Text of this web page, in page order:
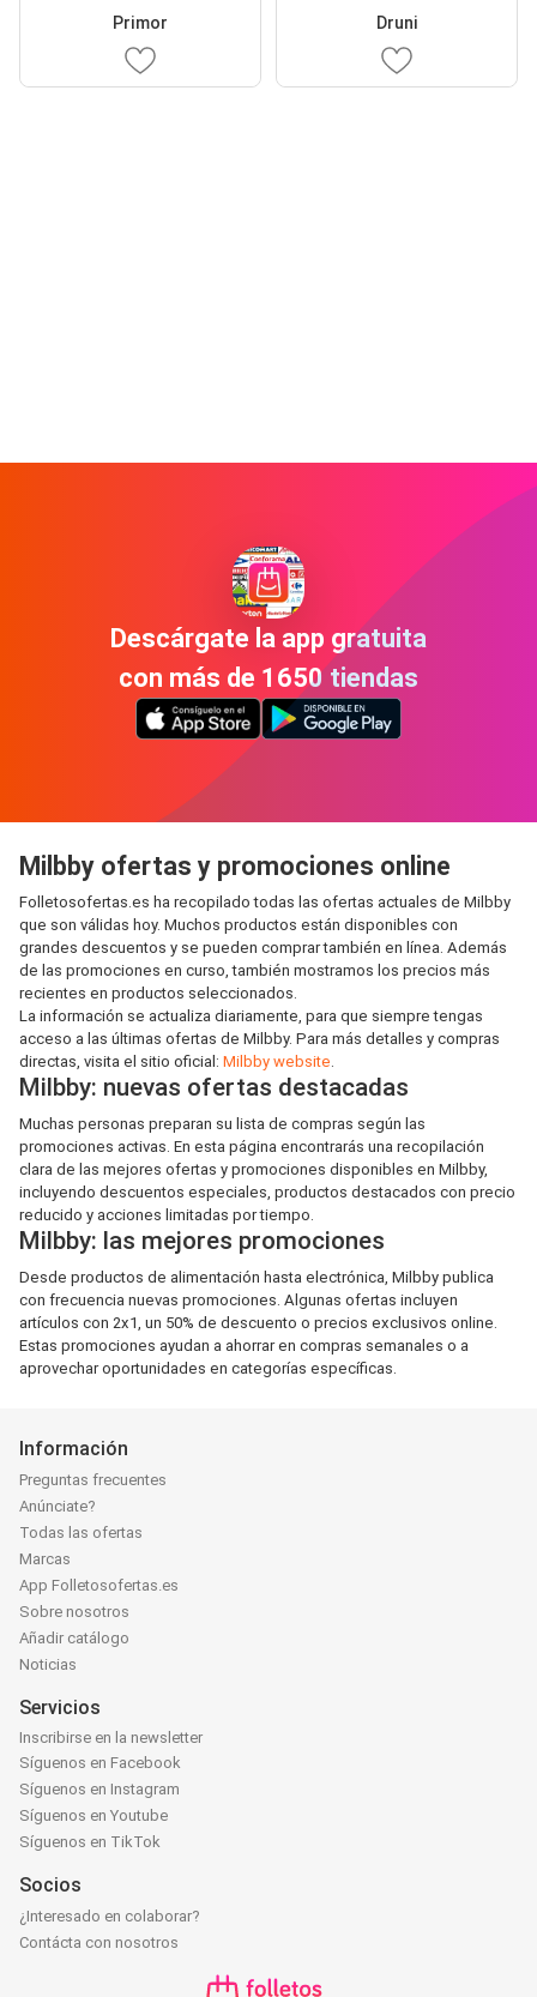
Primor Druni
Descárgate la app gratuita
con más de 1650 tiendas
Milbby ofertas y promociones online
Folletosofertas.es ha recopilado todas las ofertas actuales de Milbby
que son válidas hoy. Muchos productos están disponibles con
grandes descuentos y se pueden comprar también en línea. Además
de las promociones en curso, también mostramos los precios más
recientes en productos seleccionados.
La información se actualiza diariamente, para que siempre tengas
acceso a las últimas ofertas de Milbby. Para más detalles y compras
directas, visita el sitio oficial: Milbby website.
Milbby: nuevas ofertas destacadas
Muchas personas preparan su lista de compras según las
promociones activas. En esta página encontrarás una recopilación
clara de las mejores ofertas y promociones disponibles en Milbby,
incluyendo descuentos especiales, productos destacados con precio
reducido y acciones limitadas por tiempo.
Milbby: las mejores promociones
Desde productos de alimentación hasta electrónica, Milbby publica
con frecuencia nuevas promociones. Algunas ofertas incluyen
artículos con 2x1, un 50% de descuento o precios exclusivos online.
Estas promociones ayudan a ahorrar en compras semanales o a
aprovechar oportunidades en categorías específicas.
Información
Preguntas frecuentes
Anúnciate?
Todas las ofertas
Marcas
App Folletosofertas.es
Sobre nosotros
Añadir catálogo
Noticias
Servicios
Inscribirse en la newsletter
Síguenos en Facebook
Síguenos en Instagram
Síguenos en Youtube
Síguenos en TikTok
Socios
¿Interesado en colaborar?
Contácta con nosotros